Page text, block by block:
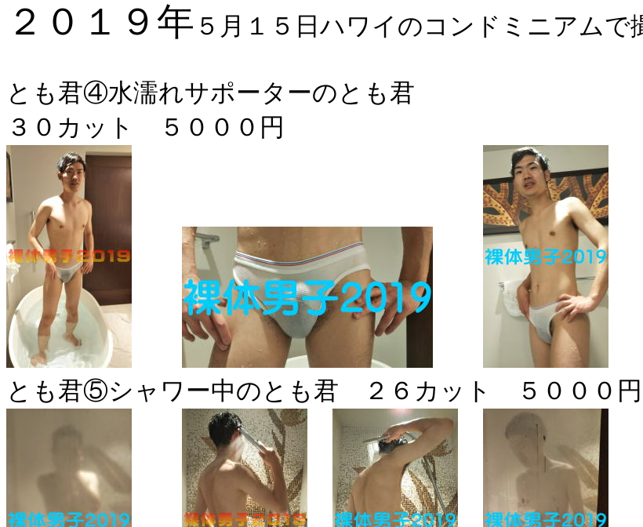
２０１９年 ５月１５日ハワイのコンドミニアムで
とも君④水濡れサポーターのとも君
３０カット ５０００円
とも君⑤シャワー中のとも君 ２６カット ５０００円